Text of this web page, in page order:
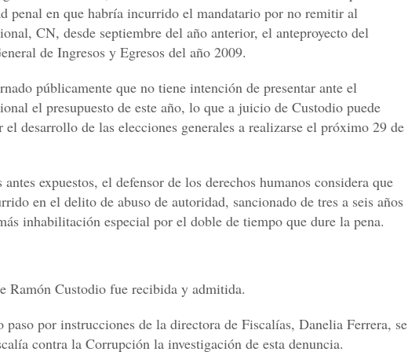
penal en que habría incurrido el mandatario por no remitir al
CN, desde septiembre del año anterior, el anteproyecto del
de Ingresos y Egresos del año 2009.
públicamente que no tiene intención de presentar ante el
el presupuesto de este año, lo que a juicio de Custodio puede
el desarrollo de las elecciones generales a realizarse el próximo 29 de
antes expuestos, el defensor de los derechos humanos considera que
en el delito de abuso de autoridad, sancionado de tres a seis años
inhabilitación especial por el doble de tiempo que dure la pena.
Ramón Custodio fue recibida y admitida.
paso por instrucciones de la directora de Fiscalías, Danelia Ferrera, se
contra la Corrupción la investigación de esta denuncia.